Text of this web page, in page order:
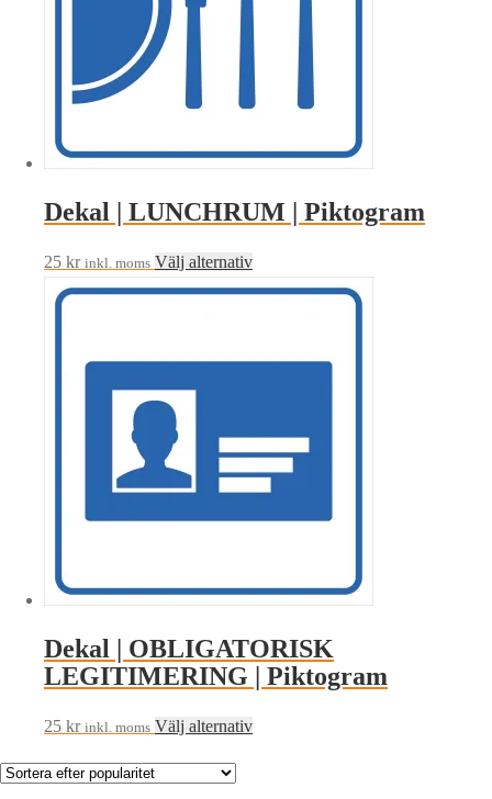
olika
alternativen
kan
väljas
produktsidan
Dekal | LUNCHRUM | Piktogram
25 kr inkl. moms Välj alternativDen
här
olika
alternativen
produktsidan
Dekal | OBLIGATORISK
LEGITIMERING | Piktogram
25 kr inkl. moms Välj alternativDen